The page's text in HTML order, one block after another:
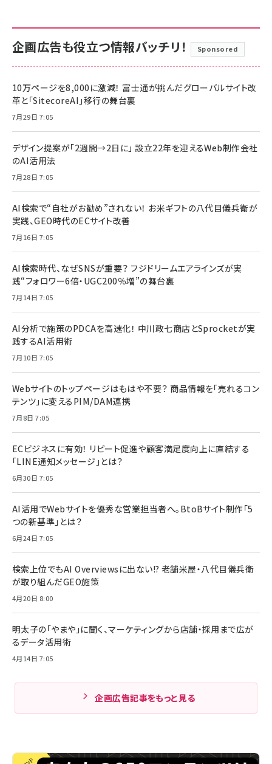
企画広告も役立つ情報バッチリ！ Sponsored
10万ページを8,000に激減！ 富士通が挑んだグローバルサイト改
革と「SitecoreAI」移行の舞台裏
7月29日 7:05
デザイン提案が「2週間→2日に」 設立22年を迎えるWeb制作会社
のAI活用法
7月28日 7:05
AI検索で“自社がお勧め”されない！ お米ギフトの八代目儀兵衛が
実践、GEO時代のECサイト改善
7月16日 7:05
AI検索時代、なぜSNSが重要？ フジドリームエアラインズが実
践“フォロワー6倍・UGC200％増”の舞台裏
7月14日 7:05
AI分析で施策のPDCAを高速化！ 中川政七商店とSprocketが実
践するAI活用術
7月10日 7:05
Webサイトのトップページはもはや不要？ 商品情報を「売れるコン
テンツ」に変えるPIM/DAM連携
7月8日 7:05
ECビジネスに有効！ リピート促進や顧客満足度向上に直結する
「LINE通知メッセージ」とは？
6月30日 7:05
AI活用でWebサイトを優秀な営業担当者へ。BtoBサイト制作「5
つの新基準」とは？
6月24日 7:05
検索上位でもAI Overviewsに出ない!? 老舗米屋・八代目儀兵衛
が取り組んだGEO施策
4月20日 8:00
明太子の「やまや」に聞く、マーケティングから店舗・採用まで広が
るデータ活用術
4月14日 7:05
企画広告記事をもっと見る